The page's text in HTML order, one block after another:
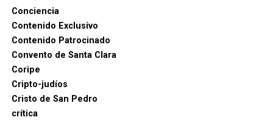
Conciencia
Contenido Exclusivo
Contenido Patrocinado
Convento de Santa Clara
Coripe
Cripto-judíos
Cristo de San Pedro
crítica